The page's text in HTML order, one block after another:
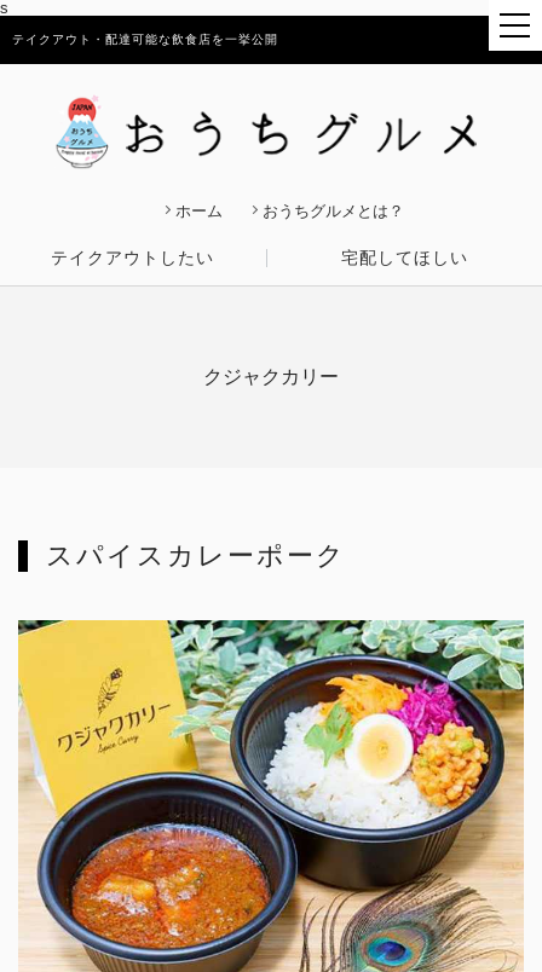
s
テイクアウト・配達可能な飲食店を一挙公開
ホーム おうちグルメとは？
テイクアウトしたい 宅配してほしい
クジャクカリー
スパイスカレーポーク